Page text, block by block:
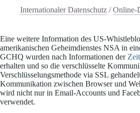
Internationaler Datenschutz /Online-
Eine weitere Information des US-
amerikanischen Geheimdienstes NSA in
GCHQ wurden nach Informationen der Zeit
erhalten und so die verschlüsselte
Verschlüsselungsmethode via SSL
Kommunikation zwischen Browser und
wird nicht nur in Email-Accounts und
verwendet.